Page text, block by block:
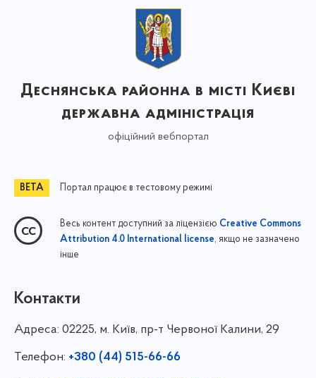
Деснянська районна в місті Києві
державна адміністрація
офіційний вебпортал
Портал працює в тестовому режимі
Весь контент доступний за ліцензією Creative Commons
Attribution 4.0 International license, якщо не зазначено
інше
Контакти
Адреса: 02225, м. Київ, пр-т Червоної Калини, 29
Телефон: +380 (44) 515-66-66